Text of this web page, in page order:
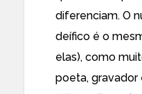
diferenciam. O
deífico é o
elas), como
poeta, gravador